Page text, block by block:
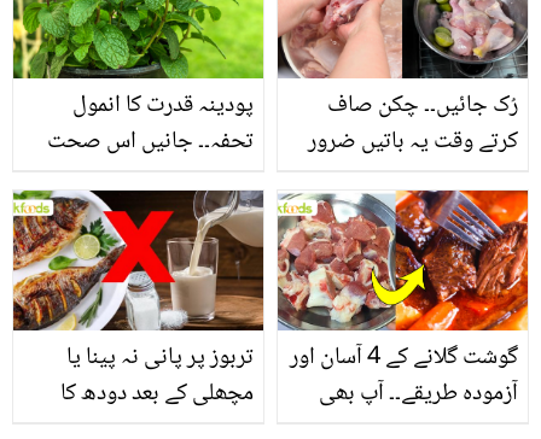
فائدے
پودینہ قدرت کا انمول
تحفہ۔۔ جانیں اس صحت
انگیز طبی فوائد
رُک جائیں۔۔ چکن صاف
کرتے وقت یہ باتیں ضرور
تربوز پر پانی نہ پینا یا
مچھلی کے بعد دودھ کا
گوشت گلانے کے 4 آسان اور
آزمودہ طریقے۔۔ آپ بھی